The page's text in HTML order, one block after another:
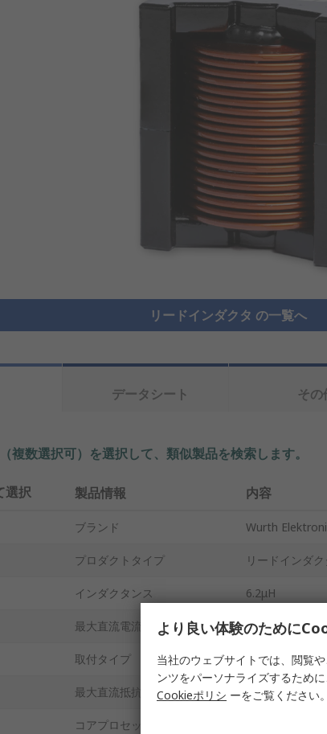
リードインダクタ の一覧へ
データシート その
複数選択可）を選択して、類似製品を検索します。
選択 製品情報 内容
ブランド Wurth
プロダクトタイプ リードインダク
インダクタンス 6.2μH
最大直流電流 63.2A
取付タイプ スルーホール
最大直流抵抗 0.53mΩ
コアプロセッサ
より良い体験のために
当社のウェブサイトでは、閲覧
ンツをパーソナライズするため
Cookieポリシ ーをご覧ください。